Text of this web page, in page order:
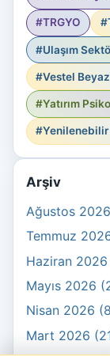
#TRGYO
#Ulaşım
#Vestel
#Yatırım
#Yenilenebilir
Arşiv
Ağustos
Temmuz
Haziran
Mayıs 2026
Nisan 2026
Mart 2026